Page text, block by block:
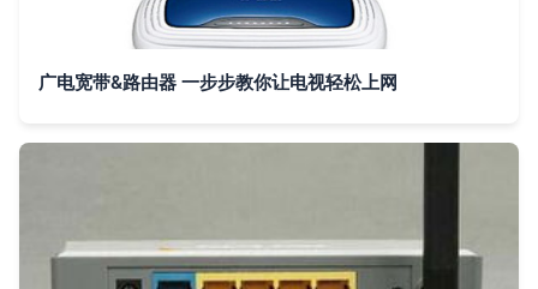
广电宽带&路由器 一步步教你让电视轻松上网